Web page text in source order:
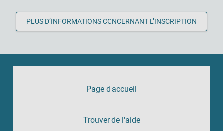
PLUS D’INFORMATIONS CONCERNANT L’INSCRIPTION
Page d'accueil
Trouver de l'aide